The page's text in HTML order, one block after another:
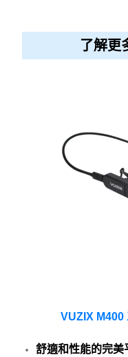
了解更
VUZIX M400
舒適和性能的完美